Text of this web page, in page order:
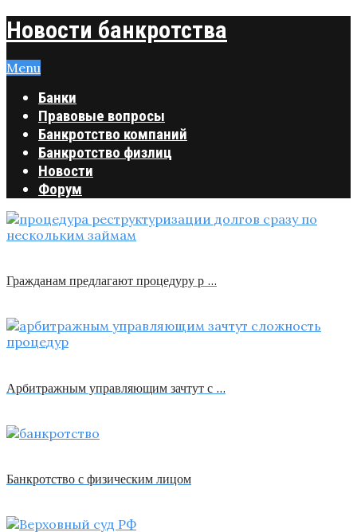
Новости банкротства
Menu
Банки
Правовые вопросы
Банкротство компаний
Банкротство физлиц
Новости
Форум
Гражданам предлагают процедуру р …
Арбитражным управляющим зачтут с …
Банкротство с физическим лицом